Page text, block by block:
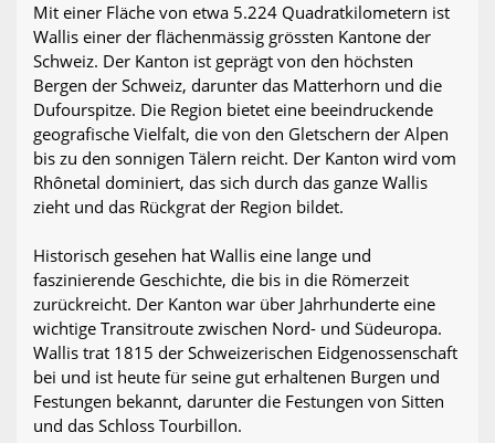
Mit einer Fläche von etwa 5.224 Quadratkilometern ist
Wallis einer der flächenmässig grössten Kantone der
Schweiz. Der Kanton ist geprägt von den höchsten
Bergen der Schweiz, darunter das Matterhorn und die
Dufourspitze. Die Region bietet eine beeindruckende
geografische Vielfalt, die von den Gletschern der Alpen
bis zu den sonnigen Tälern reicht. Der Kanton wird vom
Rhônetal dominiert, das sich durch das ganze Wallis
zieht und das Rückgrat der Region bildet.
Historisch gesehen hat Wallis eine lange und
faszinierende Geschichte, die bis in die Römerzeit
zurückreicht. Der Kanton war über Jahrhunderte eine
wichtige Transitroute zwischen Nord- und Südeuropa.
Wallis trat 1815 der Schweizerischen Eidgenossenschaft
bei und ist heute für seine gut erhaltenen Burgen und
Festungen bekannt, darunter die Festungen von Sitten
und das Schloss Tourbillon.